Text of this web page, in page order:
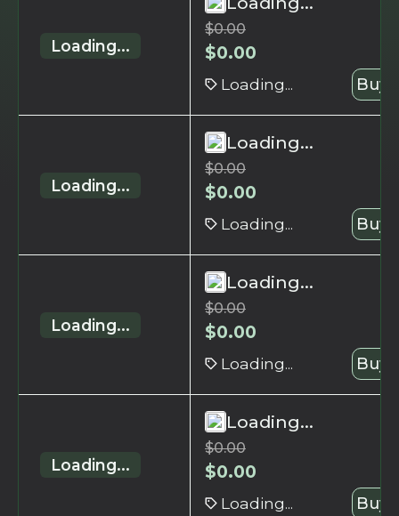
Loading...
$0.00
$0.00
Loading... Buy
Loading...
Loading...
$0.00
$0.00
Loading... Buy
Loading...
Loading...
$0.00
$0.00
Loading... Buy
Loading...
Loading...
$0.00
$0.00
Loading... Buy